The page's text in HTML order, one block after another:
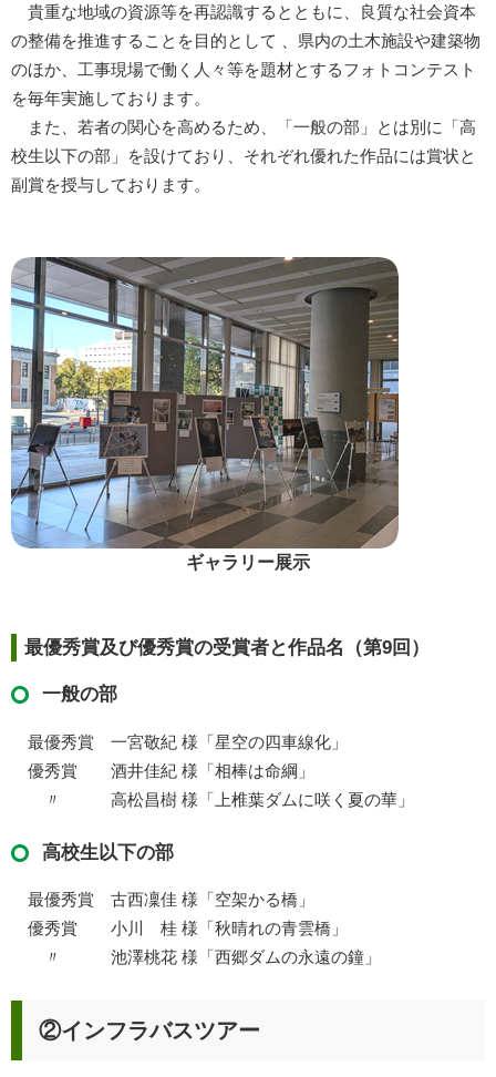
貴重な地域の資源等を再認識するとともに、良質な社会資本
の整備を推進することを目的として 、県内の土木施設や建築物
のほか、工事現場で働く人々等を題材とするフォトコンテスト
を毎年実施しております。
また、若者の関心を高めるため、「一般の部」とは別に「高
校生以下の部」を設けており、それぞれ優れた作品には賞状と
副賞を授与しております。
ギャラリー展示
最優秀賞及び優秀賞の受賞者と作品名（第9回）
一般の部
最優秀賞 一宮敬紀 様「星空の四車線化」
優秀賞 酒井佳紀 様「相棒は命綱」
〃 高松昌樹 様「上椎葉ダムに咲く夏の華」
高校生以下の部
最優秀賞 古西凜佳 様「空架かる橋」
優秀賞 小川 桂 様「秋晴れの青雲橋」
〃 池澤桃花 様「西郷ダムの永遠の鐘」
②インフラバスツアー